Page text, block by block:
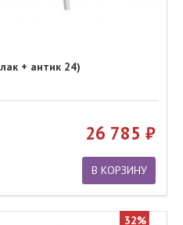
+ антик 24)
26 785
В КОРЗИНУ
32%